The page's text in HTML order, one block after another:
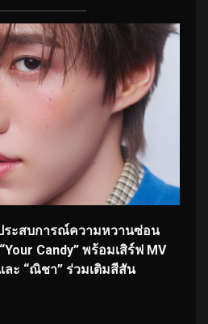
ประสบการณ์ความหวานซ่อน
Candy” พร้อมเสิร์ฟ MV
ละ “ณิชา” ร่วมเติมสีสัน